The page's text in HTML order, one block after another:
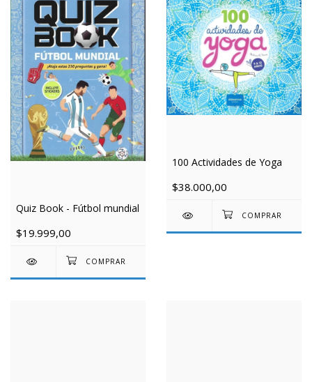
Quiz Book - Fútbol mundial
$19.999,00
100 Actividades de Yoga
$38.000,00